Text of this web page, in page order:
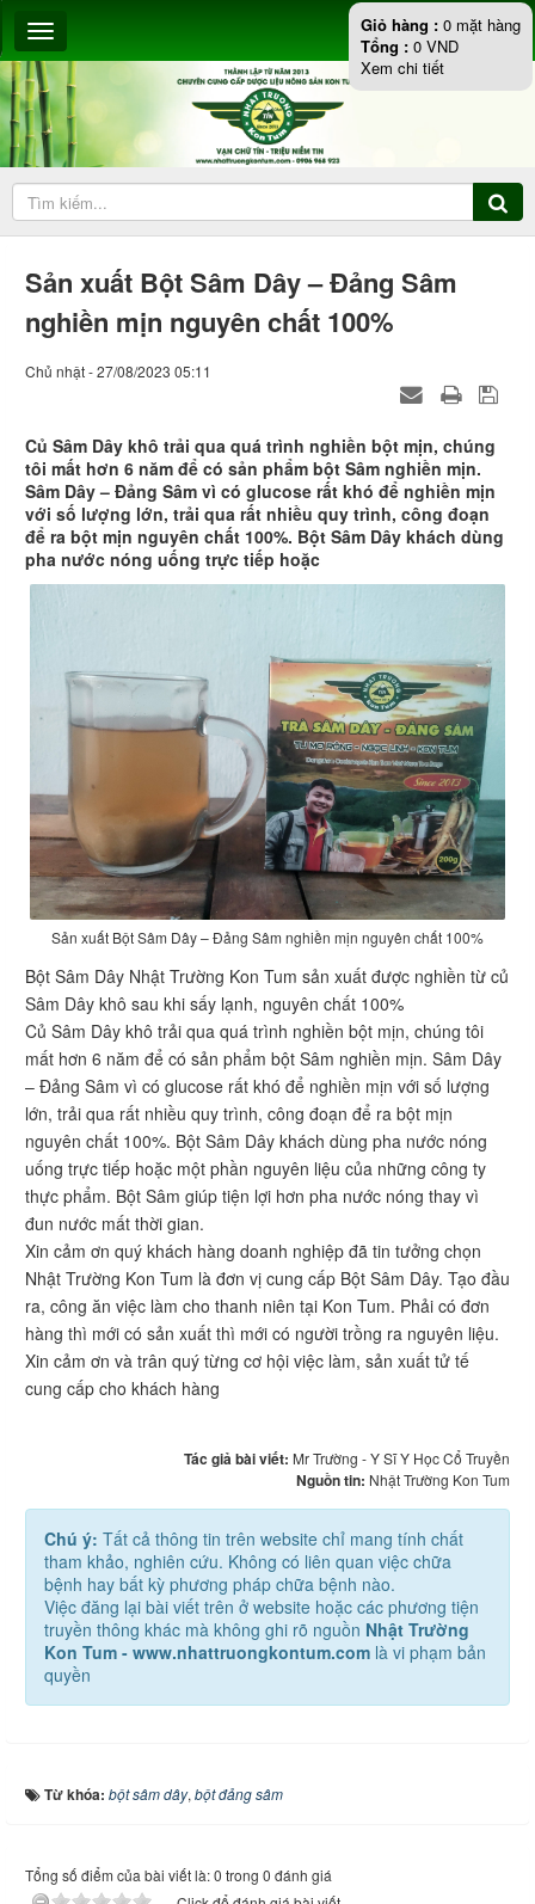
Sản xuất Bột Sâm Dây – Đảng Sâm
nghiền mịn nguyên chất 100%
Chủ nhật - 27/08/2023 05:11
Củ Sâm Dây khô trải qua quá trình nghiền bột mịn, chúng
tôi mất hơn 6 năm để có sản phẩm bột Sâm nghiền mịn.
Sâm Dây – Đảng Sâm vì có glucose rất khó để nghiền mịn
với số lượng lớn, trải qua rất nhiều quy trình, công đoạn
để ra bột mịn nguyên chất 100%. Bột Sâm Dây khách dùng
pha nước nóng uống trực tiếp hoặc
Sản xuất Bột Sâm Dây – Đảng Sâm nghiền mịn nguyên chất 100%
Bột Sâm Dây Nhật Trường Kon Tum sản xuất được nghiền từ củ
Sâm Dây khô sau khi sấy lạnh, nguyên chất 100%
Củ Sâm Dây khô trải qua quá trình nghiền bột mịn, chúng tôi
mất hơn 6 năm để có sản phẩm bột Sâm nghiền mịn. Sâm Dây
– Đảng Sâm vì có glucose rất khó để nghiền mịn với số lượng
lớn, trải qua rất nhiều quy trình, công đoạn để ra bột mịn
nguyên chất 100%. Bột Sâm Dây khách dùng pha nước nóng
uống trực tiếp hoặc một phần nguyên liệu của những công ty
thực phẩm. Bột Sâm giúp tiện lợi hơn pha nước nóng thay vì
đun nước mất thời gian.
Xin cảm ơn quý khách hàng doanh nghiệp đã tin tưởng chọn
Nhật Trường Kon Tum là đơn vị cung cấp Bột Sâm Dây. Tạo đầu
ra, công ăn việc làm cho thanh niên tại Kon Tum. Phải có đơn
hàng thì mới có sản xuất thì mới có người trồng ra nguyên liệu.
Xin cảm ơn và trân quý từng cơ hội việc làm, sản xuất tử tế
cung cấp cho khách hàng
Tác giả bài viết: Mr Trường - Y Sĩ Y Học Cổ Truyền
Nguồn tin: Nhật Trường Kon Tum
Chú ý: Tất cả thông tin trên website chỉ mang tính chất
tham khảo, nghiên cứu. Không có liên quan việc chữa
bệnh hay bất kỳ phương pháp chữa bệnh nào.
Việc đăng lại bài viết trên ở website hoặc các phương tiện
truyền thông khác mà không ghi rõ nguồn Nhật Trường
Kon Tum - www.nhattruongkontum.com là vi phạm bản
quyền
Từ khóa: bột sâm dây,bột đảng sâm
Tổng số điểm của bài viết là: 0 trong 0 đánh giá
Giỏ hàng : 0 mặt hàng
Tổng : 0 VND
Xem chi tiết